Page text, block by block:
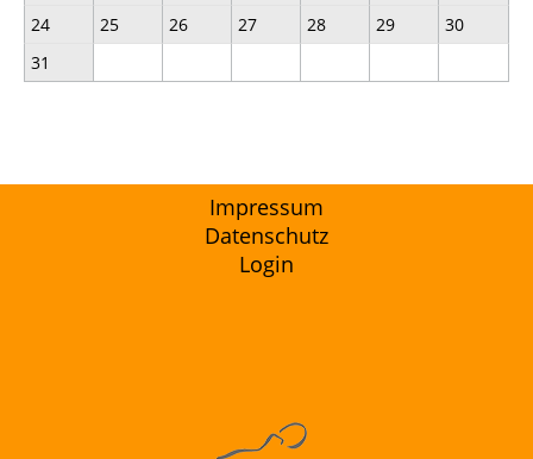
24
25 26 27 28 29
30
31
Impressum
Datenschutz
Login